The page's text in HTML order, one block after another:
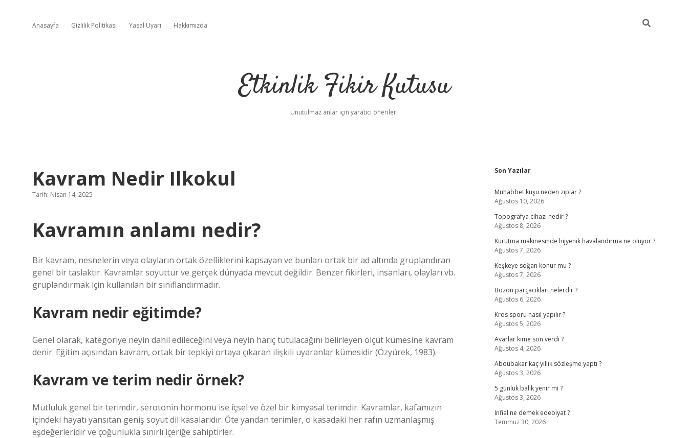
Anasayfa Gizlilik Politikası Yasal Uyarı Hakkımızda
Etkinlik Fikir Kutusu
Unutulmaz anlar için yaratıcı öneriler!
Kavram Nedir Ilkokul
Tarih: Nisan 14, 2025
Kavramın anlamı nedir?
Bir kavram, nesnelerin veya olayların ortak özelliklerini kapsayan ve bunları ortak bir ad altında gruplandıran
genel bir taslaktır. Kavramlar soyuttur ve gerçek dünyada mevcut değildir. Benzer fikirleri, insanları, olayları vb.
gruplandırmak için kullanılan bir sınıflandırmadır.
Kavram nedir eğitimde?
Genel olarak, kategoriye neyin dahil edileceğini veya neyin hariç tutulacağını belirleyen ölçüt kümesine kavram
denir. Eğitim açısından kavram, ortak bir tepkiyi ortaya çıkaran ilişkili uyaranlar kümesidir (Özyürek, 1983).
Kavram ve terim nedir örnek?
Mutluluk genel bir terimdir, serotonin hormonu ise içsel ve özel bir kimyasal terimdir. Kavramlar, kafamızın
içindeki hayatı yansıtan geniş soyut dil kasalarıdır. Öte yandan terimler, o kasadaki her rafın uzmanlaşmış
eşdeğerleridir ve çoğunlukla sınırlı içeriğe sahiptirler.
Sidebar
Son Yazılar
Muhabbet kuşu neden zıplar ?
Ağustos 10, 2026
Topografya cihazı nedir ?
Ağustos 8, 2026
Kurutma makinesinde hijyenik havalandırma ne oluyor ?
Ağustos 7, 2026
Keşkeye soğan konur mu ?
Ağustos 7, 2026
Bozon parçacıkları nelerdir ?
Ağustos 6, 2026
Kros sporu nasıl yapılır ?
Ağustos 5, 2026
Avarlar kime son verdi ?
Ağustos 4, 2026
Aboubakar kaç yıllık sözleşme yaptı ?
Ağustos 3, 2026
5 günlük balık yenir mi ?
Ağustos 3, 2026
Infial ne demek edebiyat ?
Temmuz 30, 2026